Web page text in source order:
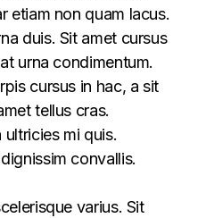
etiam non quam lacus.
duis. Sit amet cursus
urna condimentum.
cursus in hac, a sit
tellus cras.
ultricies mi quis.
convallis.
varius. Sit